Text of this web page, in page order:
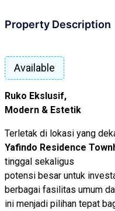
Property Description
Available
Ruko Ekslusif,
Modern & Estetik
Terletak di lokasi yang
Yafindo Residence
tinggal sekaligus
potensi besar untuk
berbagai fasilitas umum
ini menjadi pilihan tepat